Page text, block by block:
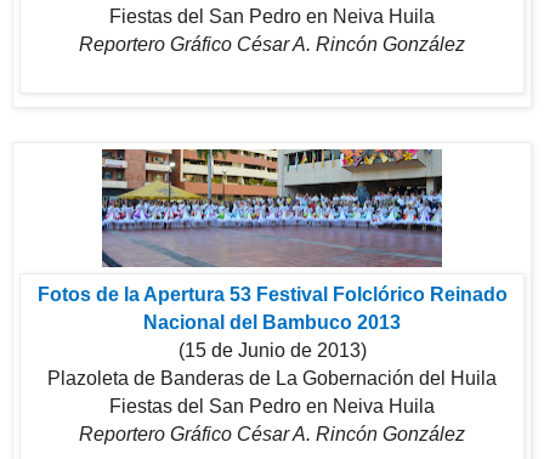
Fiestas del San Pedro en Neiva Huila
Reportero Gráfico César A. Rincón González
Fotos de la Apertura 53 Festival Folclórico Reinado
Nacional del Bambuco 2013
(15 de Junio de 2013)
Plazoleta de Banderas de La Gobernación del Huila
Fiestas del San Pedro en Neiva Huila
Reportero Gráfico César A. Rincón González